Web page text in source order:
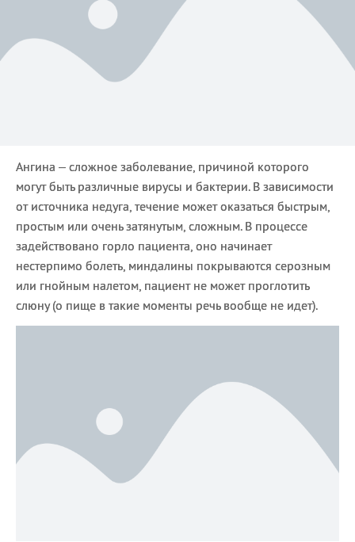
Ангина – сложное заболевание, причиной которого
могут быть различные вирусы и бактерии. В зависимости
от источника недуга, течение может оказаться быстрым,
простым или очень затянутым, сложным. В процессе
задействовано горло пациента, оно начинает
нестерпимо болеть, миндалины покрываются серозным
или гнойным налетом, пациент не может проглотить
слюну (о пище в такие моменты речь вообще не идет).